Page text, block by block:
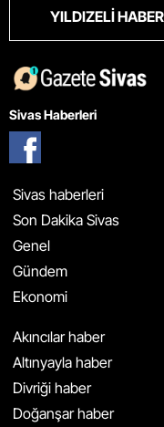
YILDIZELI HABER
Sivas Haberleri
Sivas haberleri
Son Dakika Sivas
Genel
Gündem
Ekonomi
Akıncılar haber
Altınyayla haber
Divriği haber
Doğanşar haber